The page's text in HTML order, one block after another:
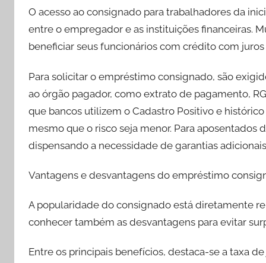
O acesso ao consignado para trabalhadores da
entre o empregador e as instituições financeiras.
beneficiar seus funcionários com crédito com juros
Para solicitar o empréstimo consignado, são
ao órgão pagador, como extrato de pagamento,
que bancos utilizem o Cadastro Positivo e
mesmo que o risco seja menor. Para aposentados
dispensando a necessidade de garantias
Vantagens e desvantagens do empréstimo
A popularidade do consignado está diretamente
conhecer também as desvantagens para evitar
Entre os principais benefícios, destaca-se a taxa